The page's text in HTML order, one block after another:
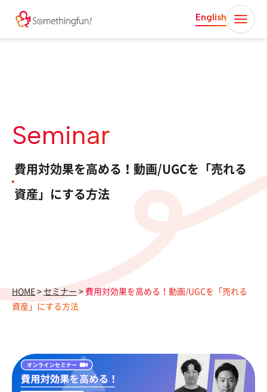
English
Seminar
費用対効果を高める！動画/UGCを「売れる
資産」にする方法
HOME > セミナー > 費用対効果を高める！動画/UGCを「売れる
資産」にする方法